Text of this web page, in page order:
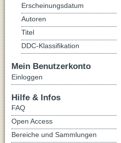
Erscheinungsdatum
Autoren
Titel
DDC-Klassifikation
Mein Benutzerkonto
Einloggen
Hilfe & Infos
FAQ
Open Access
Bereiche und Sammlungen